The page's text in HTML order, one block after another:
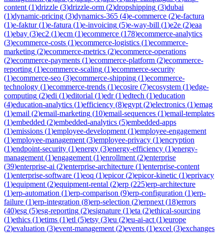
content (1)drizzle (3)drizzle-orm (2)dropshipping (3)dubai
(1)dynamic-pricing (3)dynamics-365 (4)e-commerce (2)e-factura
(1)e-faktur(1)e-fatura (1)e-invoicing (5)e-way-bill (1)e2e (2)eaa
(1)ebay (3)ec2 (1)ecm (1)ecommerce (178)ecommerce-analytics
(3)ecommerce-costs (1)ecommerce-logistics (1)ecommerce-
marketing (2)ecommerce-metrics (2)ecommerce-operations
(2)ecommerce-payments (1)ecommerce-platform (2)ecommerce-
reporting (1)ecommerce-scaling (1)ecommerce-security
(1)ecommerce-seo (3)ecommerce-shipping (1)ecommerce-
technology (1)ecommerce-trends (1)ecosire (7)ecosystem (1)edge-
computing (2)edi (1)editorial (1)edr(1)edtech (1)education
(4)education-analytics (1)efficiency (8)egypt (2)electronics (1)emag
(1)email (2)email-marketing (10)email-sequences (1)email-templates
(1)embedded (2)embedded-analytics (5)embedded-apps
(1)emissions (1)employee-development (1)employee-engagement
(1)employee-management (3)employee-privacy (1)encryption
(1)endpoint-security (1)energy (3)energy-efficiency (1)energy-
management (1)engagement (1)enrollment (2)enterprise
(39)enterprise-ai (2)enterprise-architecture (1)enterprise-content
(1)enterprise-software (1)eoq (1)epicor(2)epicor-kinetic (1)eprivacy
(1)equipment (2)equipment-rental (2)erp (225)erp-architecture
(1)erp-automation (1)erp-comparison (9)erp-configuration (1)erp-
failure (1)erp-integration (8)erp-selection (2)erpnext (18)errors
(40)esg (5)esg-reporting (2)esignature (1)eta (2)ethical-sourcing
(1)ethics (1)etims (1)etl (5)etsy (3)eu (2)eu-ai-act (1)europe
(2)evaluation (3)event-management (2)events (1)excel (3)exchanges